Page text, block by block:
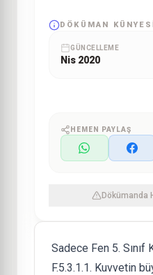
DÖKÜMAN
GÜNCELLEME
Nis 2020
HEMEN PAYLAŞ
Dökümanda
Sadece Fen 5. Sınıf
F.5.3.1.1. Kuvvetin